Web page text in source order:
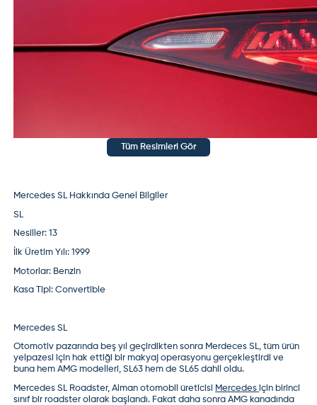
Tüm Resimleri Gör
Mercedes SL Hakkında Genel Bilgiler
SL
Nesiller:13
İlk Üretim Yılı: 1999
Motorlar: Benzin
Kasa Tipi: Convertible
Mercedes SL
Otomotiv pazarında beş yıl geçirdikten sonra Merdeces SL, tüm ürün
yelpazesi için hak ettiği bir makyaj operasyonu gerçekleştirdi ve
buna hemAMGmodelleri, SL63 hem de SL65 dahil oldu.
Mercedes SL Roadster, Alman otomobil üreticisi Mercedes için birinci
sınıf bir roadster olarak başlandı. Fakat daha sonra AMG kanadında